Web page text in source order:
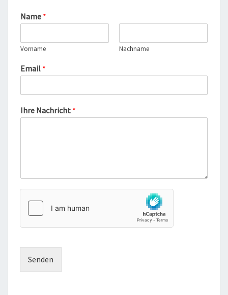
Name *
Vorname Nachname
Email *
Ihre Nachricht *
Senden